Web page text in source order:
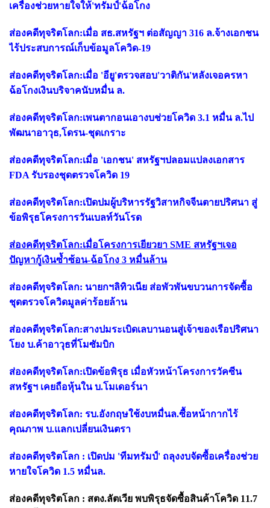
เครื่องช่วยหายใจให้'ทรัมป์'ฉ้อโกง
ส่องคดีทุจริตโลก:เมื่อ สธ.สหรัฐฯ ต่อสัญญา 316 ล.จ้างเอกชน
ไร้ประสบการณ์เก็บข้อมูลโควิด-19
ส่องคดีทุจริตโลก:เมื่อ 'อียู'ตรวจสอบ'วาติกัน'หลังเจอครหา
ฉ้อโกงเงินบริจาคนับหมื่น ล.
ส่องคดีทุจริตโลก:เพนตากอนเอางบช่วยโควิด 3.1 หมื่น ล.ไป
พัฒนาอาวุธ,โดรน-ชุดเกราะ
ส่องคดีทุจริตโลก:เมื่อ 'เอกชน' สหรัฐฯปลอมแปลงเอกสาร
FDA รับรองชุดตรวจโควิด 19
ส่องคดีทุจริตโลก:เปิดปมผู้บริหารรัฐวิสาหกิจจีนตายปริศนา สู่
ข้อพิรุธโครงการวันเบลท์วันโรด
ส่องคดีทุจริตโลก:เมื่อโครงการเยียวยา SME สหรัฐฯเจอ
ปัญหากู้เงินซ้ำซ้อน-ฉ้อโกง 3 หมื่นล้าน
ส่องคดีทุจริตโลก: นายกฯลิทิวเนีย ส่อพัวพันขบวนการจัดซื้อ
ชุดตรวจโควิดมูลค่าร้อยล้าน
ส่องคดีทุจริตโลก:สางปมระเบิดเลบานอนสู่เจ้าของเรือปริศนา
โยง บ.ค้าอาวุธที่โมซัมบิก
ส่องคดีทุจริตโลก:เปิดข้อพิรุธ เมื่อหัวหน้าโครงการวัคซีน
สหรัฐฯ เคยถือหุ้นใน บ.โมเดอร์นา
ส่องคดีทุจริตโลก: รบ.อังกฤษใช้งบหมื่นล.ซื้อหน้ากากไร้
คุณภาพ บ.แลกเปลี่ยนเงินตรา
ส่องคดีทุจริตโลก : เปิดปม 'ทีมทรัมป์' ถลุงงบจัดซื้อเครื่องช่วย
หายใจโควิด 1.5 หมื่นล.
ส่องคดีทุจริตโลก : สตง.ลัตเวีย พบพิรุธจัดซื้อสินค้าโควิด 11.7